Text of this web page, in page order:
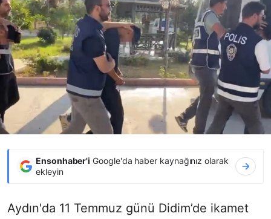
Ensonhaber'i Google'da haber kaynağınız olarak
ekleyin
Aydın'da 11 Temmuz günü Didim’de ikamet